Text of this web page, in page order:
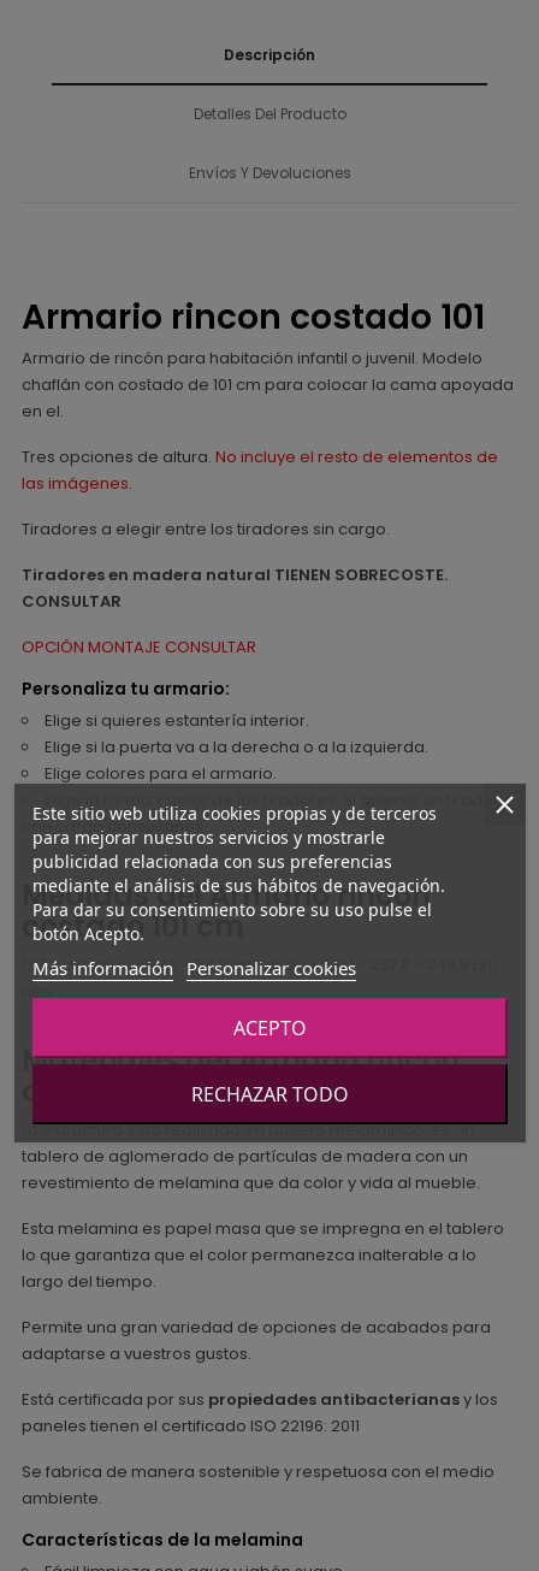
Descripción
Detalles Del Producto
Envíos Y Devoluciones
Armario rincon costado 101
Armario de rincón para habitación infantil o juvenil. Modelo
chaflán con costado de 101 cm para colocar la cama apoyada
en el.
Tres opciones de altura. No incluye el resto de elementos de
las imágenes.
Tiradores a elegir entre los tiradores sin cargo.
Tiradores en madera natural TIENEN SOBRECOSTE.
CONSULTAR
OPCIÓN MONTAJE CONSULTAR
Personaliza tu armario:
Elige si quieres estantería interior.
Elige si la puerta va a la derecha o a la izquierda.
Elige colores para el armario.
Elige la forma y color de los tiradores. Si quieres un tirador
con cargo consúltanos.
Medidas del Armario rincon
costado 101 cm
137,3 cm largo x 93,5 - 58,9 cm fondo x 221,1 - 237,8 - 248,9 cm
Materiales del Armario rincon
costado 101 cm
La estructura está realizada en tablero melamínico: es un
tablero de aglomerado de partículas de madera con un
revestimiento de melamina que da color y vida al mueble.
Esta melamina es papel masa que se impregna en el tablero
lo que garantiza que el color permanezca inalterable a lo
largo del tiempo.
Permite una gran variedad de opciones de acabados para
adaptarse a vuestros gustos.
Está certificada por sus propiedades antibacterianasy los
paneles tienen el certificado ISO 22196: 2011
Se fabrica de manera sostenible y respetuosa con el medio
ambiente.
Características de la melamina
Este sitio web utiliza cookies propias y de terceros
para mejorar nuestros servicios y mostrarle
publicidad relacionada con sus preferencias
mediante el análisis de sus hábitos de navegación.
Para dar su consentimiento sobre su uso pulse el
botón Acepto.
Más información Personalizar cookies
RECHAZAR TODO
ACEPTO